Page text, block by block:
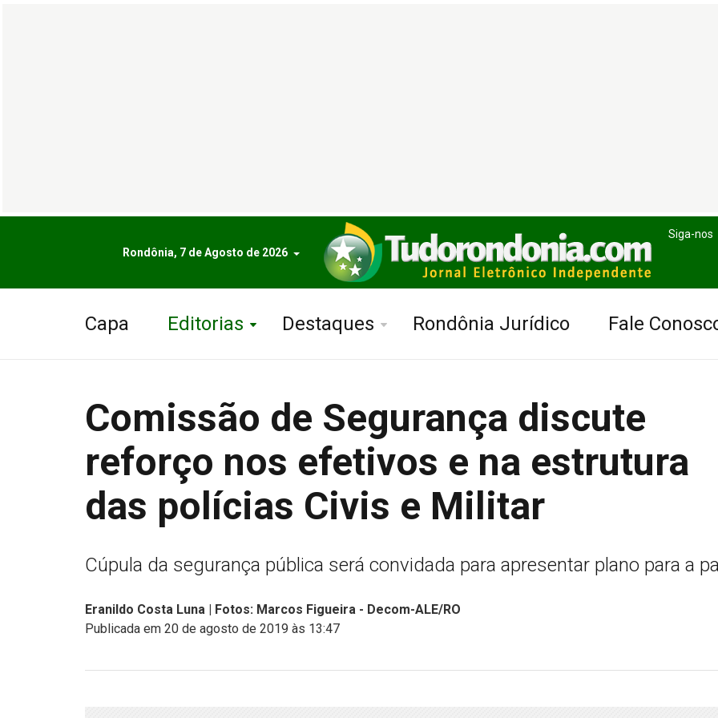
Rondônia, 7 de Agosto de 2026
Siga-nos
Capa Editorias Destaques Rondônia Jurídico Fale
Comissão de Segurança discute
reforço nos efetivos e na estrutura
das polícias Civis e Militar
Cúpula da segurança pública será convidada para apresentar plano para a
Eranildo Costa Luna | Fotos: Marcos Figueira - Decom-ALE/RO
Publicada em 20 de agosto de 2019 às 13:47